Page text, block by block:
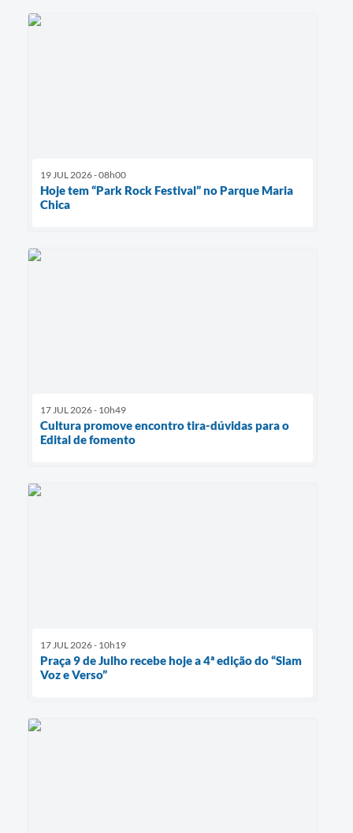
19 JUL 2026 - 08h00
Hoje tem “Park Rock Festival” no Parque Maria
Chica
17 JUL 2026 - 10h49
Cultura promove encontro tira-dúvidas para o
Edital de fomento
17 JUL 2026 - 10h19
Praça 9 de Julho recebe hoje a 4ª edição do “Slam
Voz e Verso”